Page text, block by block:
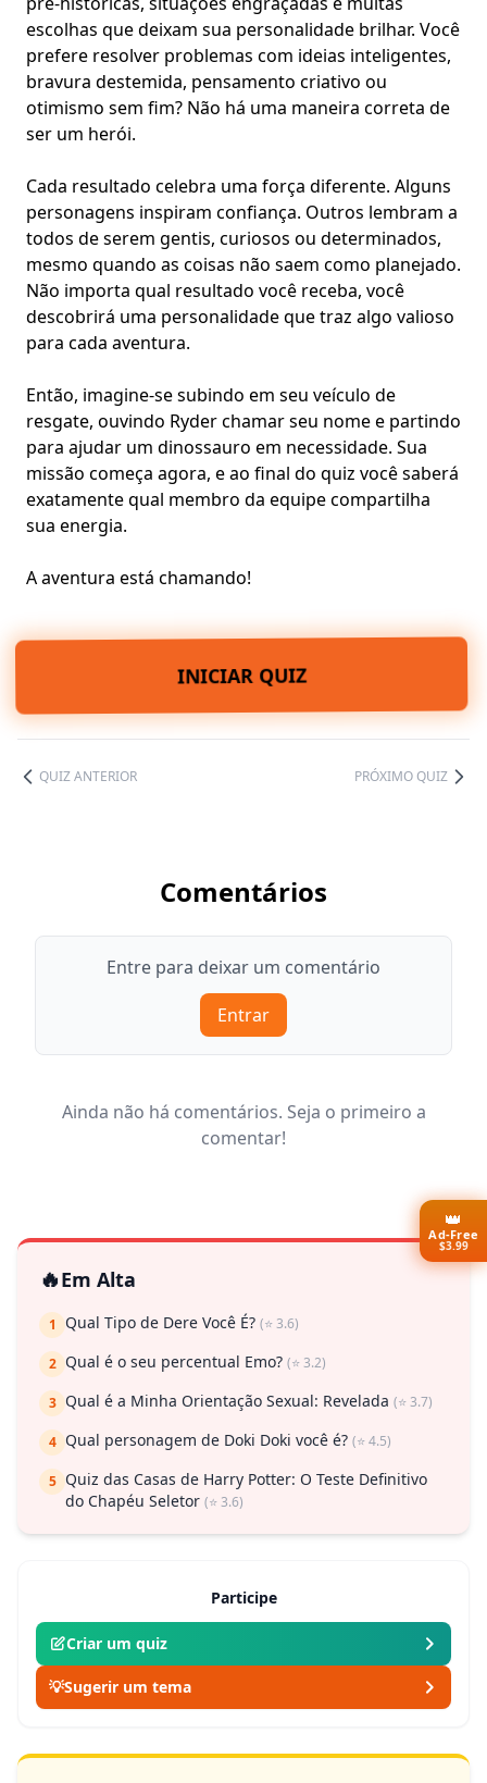
escolhas que deixam sua personalidade brilhar. Você
prefere resolver problemas com ideias inteligentes,
bravura destemida, pensamento criativo ou
otimismo sem fim? Não há uma maneira correta de
ser um herói.
Cada resultado celebra uma força diferente. Alguns
personagens inspiram confiança. Outros lembram a
todos de serem gentis, curiosos ou determinados,
mesmo quando as coisas não saem como planejado.
Não importa qual resultado você receba, você
descobrirá uma personalidade que traz algo valioso
para cada aventura.
Então, imagine-se subindo em seu veículo de
resgate, ouvindo Ryder chamar seu nome e partindo
para ajudar um dinossauro em necessidade. Sua
missão começa agora, e ao final do quiz você saberá
exatamente qual membro da equipe compartilha
sua energia.
A aventura está chamando!
INICIAR QUIZ
QUIZ ANTERIOR PRÓXIMO QUIZ
Comentários
Entre para deixar um comentário
Entrar
Ainda não há comentários. Seja o primeiro a
comentar!
🔥Em Alta
1 Qual Tipo de Dere Você É? (⭐ 3.6)
2 Qual é o seu percentual Emo? (⭐ 3.2)
3 Qual é a Minha Orientação Sexual: Revelada (⭐ 3.7)
4 Qual personagem de Doki Doki você é? (⭐ 4.5)
5 Quiz das Casas de Harry Potter: O Teste Definitivo
do Chapéu Seletor (⭐ 3.6)
Participe
Criar um quiz
💡Sugerir um tema
👑
Ad-Free
$3.99